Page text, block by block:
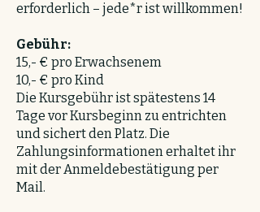
erforderlich – jede*r ist willkommen!
Gebühr:
15,- € pro Erwachsenem
10,- € pro Kind
Die Kursgebühr ist spätestens 14
Tage vor Kursbeginn zu entrichten
und sichert den Platz. Die
Zahlungsinformationen erhaltet ihr
mit der Anmeldebestätigung per
Mail.